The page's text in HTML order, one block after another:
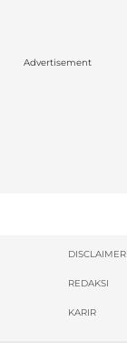
Advertisement
DISCLAIMER
REDAKSI
KARIR